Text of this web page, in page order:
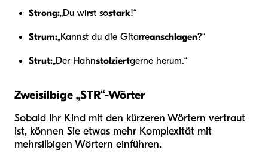
Strong:„Du wirst sostark!“
Strum:„Kannst du die Gitarreanschlagen?“
Strut:„Der Hahnstolziertgerne herum.“
Zweisilbige „STR“-Wörter
Sobald Ihr Kind mit den kürzeren Wörtern vertraut
ist, können Sie etwas mehr Komplexität mit
mehrsilbigen Wörtern einführen.